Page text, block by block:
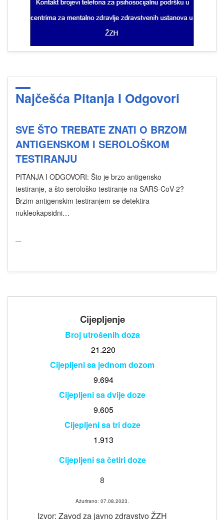
Najčešća Pitanja I Odgovori
SVE ŠTO TREBATE ZNATI O BRZOM
ANTIGENSKOM I SEROLOŠKOM
TESTIRANJU
PITANJA I ODGOVORI: Što je brzo antigensko
testiranje, a što serološko testiranje na SARS-CoV-2?
Brzim antigenskim testiranjem se detektira
nukleokapsidni…
Cijepljenje
Broj utrošenih doza
21.220
Cijepljeni sa jednom dozom
9.694
Cijepljeni sa dvije doze
9.605
Cijepljeni sa tri doze
1.913
Cijepljeni sa četiri doze
8
Ažurirano: 07.08.2023.
Izvor: Zavod za javno zdravstvo ŽZH